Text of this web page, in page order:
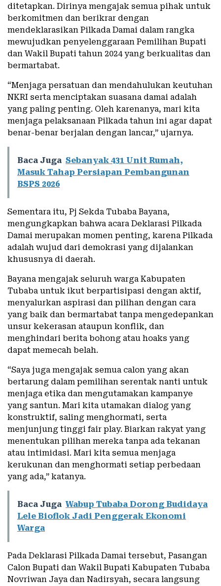
ditetapkan. Dirinya mengajak semua pihak untuk
berkomitmen dan berikrar dengan
mendeklarasikan Pilkada Damai dalam rangka
mewujudkan penyelenggaraan Pemilihan Bupati
dan Wakil Bupati tahun 2024 yang berkualitas dan
bermartabat.
“Menjaga persatuan dan mendahulukan keutuhan
NKRI serta menciptakan suasana damai adalah
yang paling penting. Oleh karenanya, mari kita
menjaga pelaksanaan Pilkada tahun ini agar dapat
benar-benar berjalan dengan lancar,” ujarnya.
Baca Juga Sebanyak 431 Unit Rumah,
Masuk Tahap Persiapan Pembangunan
BSPS 2026
Sementara itu, Pj Sekda Tubaba Bayana,
mengungkapkan bahwa acara Deklarasi Pilkada
Damai merupakan momen penting, karena Pilkada
adalah wujud dari demokrasi yang dijalankan
khususnya di daerah.
Bayana mengajak seluruh warga Kabupaten
Tubaba untuk ikut berpartisipasi dengan aktif,
menyalurkan aspirasi dan pilihan dengan cara
yang baik dan bermartabat tanpa mengedepankan
unsur kekerasan ataupun konflik, dan
menghindari berita bohong atau hoaks yang
dapat memecah belah.
“Saya juga mengajak semua calon yang akan
bertarung dalam pemilihan serentak nanti untuk
menjaga etika dan mengutamakan kampanye
yang santun. Mari kita utamakan dialog yang
konstruktif, saling menghormati, serta
menjunjung tinggi fair play. Biarkan rakyat yang
menentukan pilihan mereka tanpa ada tekanan
atau intimidasi. Mari kita semua menjaga
kerukunan dan menghormati setiap perbedaan
yang ada,” katanya.
Baca Juga Wabup Tubaba Dorong Budidaya
Lele Bioflok Jadi Penggerak Ekonomi
Warga
Pada Deklarasi Pilkada Damai tersebut, Pasangan
Calon Bupati dan Wakil Bupati Kabupaten Tubaba
Novriwan Jaya dan Nadirsyah, secara langsung